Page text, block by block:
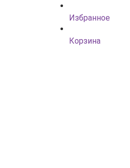
Избранное
Корзина